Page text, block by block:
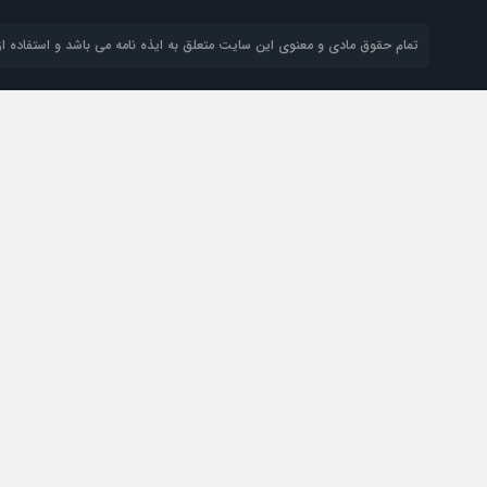
تمام حقوق مادی و معنوی این سایت متعلق به ایذه نامه می باشد و استفاده